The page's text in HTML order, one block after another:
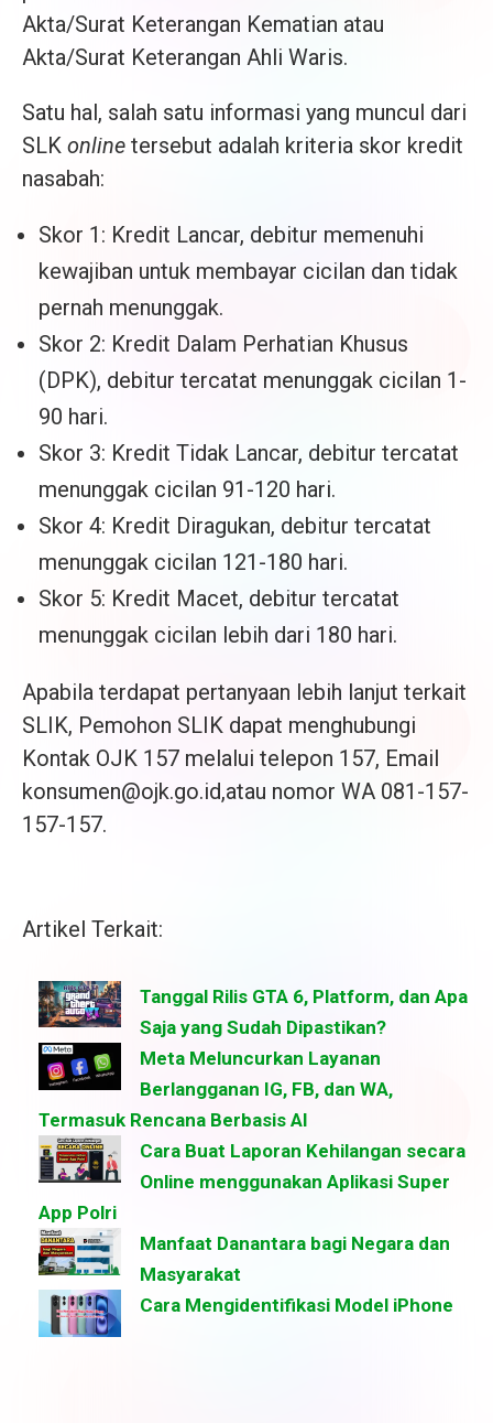
Akta/Surat Keterangan Kematian atau
Akta/Surat Keterangan Ahli Waris.
Satu hal, salah satu informasi yang muncul dari
SLK online tersebut adalah kriteria skor kredit
nasabah:
Skor 1: Kredit Lancar, debitur memenuhi
kewajiban untuk membayar cicilan dan tidak
pernah menunggak.
Skor 2: Kredit Dalam Perhatian Khusus
(DPK), debitur tercatat menunggak cicilan 1-
90 hari.
Skor 3: Kredit Tidak Lancar, debitur tercatat
menunggak cicilan 91-120 hari.
Skor 4: Kredit Diragukan, debitur tercatat
menunggak cicilan 121-180 hari.
Skor 5: Kredit Macet, debitur tercatat
menunggak cicilan lebih dari 180 hari.
Apabila terdapat pertanyaan lebih lanjut terkait
SLIK, Pemohon SLIK dapat menghubungi
Kontak OJK 157 melalui telepon 157, Email
konsumen@ojk.go.id,atau nomor WA 081-157-
157-157.
Artikel Terkait:
Tanggal Rilis GTA 6, Platform, dan Apa
Saja yang Sudah Dipastikan?
Meta Meluncurkan Layanan
Berlangganan IG, FB, dan WA,
Termasuk Rencana Berbasis AI
Cara Buat Laporan Kehilangan secara
Online menggunakan Aplikasi Super
App Polri
Manfaat Danantara bagi Negara dan
Masyarakat
Cara Mengidentifikasi Model iPhone